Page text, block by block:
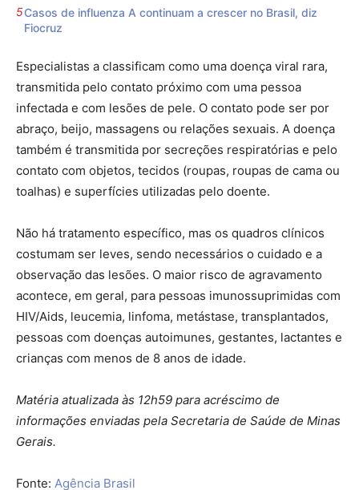
Casos de influenza A continuam a crescer no Brasil, diz
Fiocruz
Especialistas a classificam como uma doença viral rara,
transmitida pelo contato próximo com uma pessoa
infectada e com lesões de pele. O contato pode ser por
abraço, beijo, massagens ou relações sexuais. A doença
também é transmitida por secreções respiratórias e pelo
contato com objetos, tecidos (roupas, roupas de cama ou
toalhas) e superfícies utilizadas pelo doente.
Não há tratamento específico, mas os quadros clínicos
costumam ser leves, sendo necessários o cuidado e a
observação das lesões. O maior risco de agravamento
acontece, em geral, para pessoas imunossuprimidas com
HIV/Aids, leucemia, linfoma, metástase, transplantados,
pessoas com doenças autoimunes, gestantes, lactantes e
crianças com menos de 8 anos de idade.
Matéria atualizada às 12h59 para acréscimo de
informações enviadas pela Secretaria de Saúde de Minas
Gerais.
Fonte: Agência Brasil